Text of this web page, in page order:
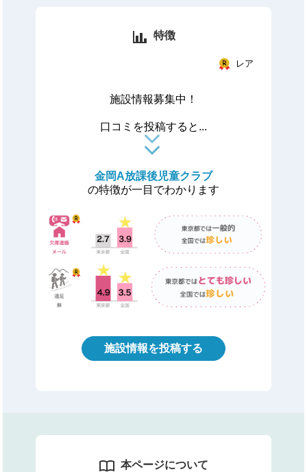
特徴
レア
施設情報募集中！
口コミを投稿すると...
金岡A放課後児童クラブ
の特徴が一目でわかります
施設情報を投稿する
本ページについて